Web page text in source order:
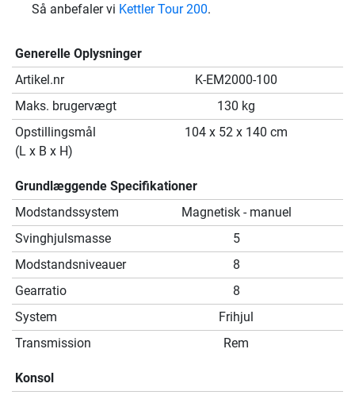
Så anbefaler vi Kettler Tour 200.
Generelle Oplysninger
Artikel.nr
K-EM2000-100
Maks. brugervægt
130 kg
Opstillingsmål
(L x B x H)
104 x 52 x 140 cm
Grundlæggende Specifikationer
Modstandssystem
Magnetisk - manuel
Svinghjulsmasse
5
Modstandsniveauer
8
Gearratio
8
System
Frihjul
Transmission
Rem
Konsol